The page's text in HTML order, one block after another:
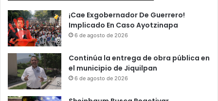
¡Cae Exgobernador De Guerrero!
Implicado En Caso Ayotzinapa
6 de agosto de 2026
Continúa la entrega de obra pública en
el municipio de Jiquilpan
6 de agosto de 2026